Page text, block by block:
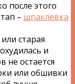
после этого
– шпаклевка
старая
и
не остается
или обшивки